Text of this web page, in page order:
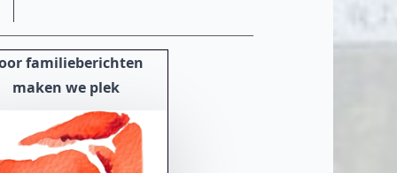
familieberichten
maken we plek